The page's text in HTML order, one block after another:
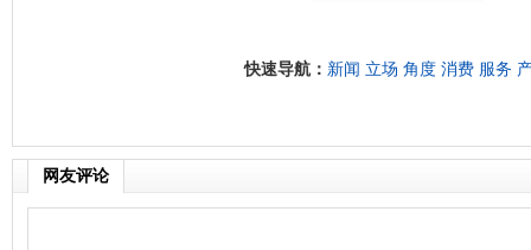
快速导航： 新闻 立场 角度 消费 服务
网友评论